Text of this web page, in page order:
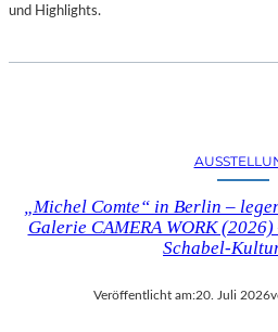
und Highlights.
„Michel Comte“ in Berlin –
Galerie CAMERA WORK
Schabel-
Veröffentlicht am:20. Juli 2026